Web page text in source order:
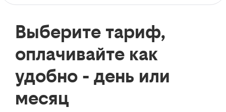
Выберите тариф,
оплачивайте как
удобно - день или
месяц